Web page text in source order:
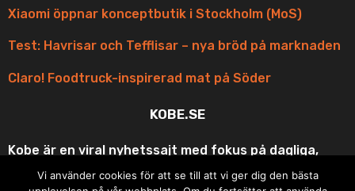
Xiaomi öppnar konceptbutik i Stockholm (MoS)
Test: Havrisar och Tefflisar – nya bröd på marknaden
Claro! Foodtruck-inspirerad mat på Söder
KOBE.SE
Kobe är en viral nyhetssajt med fokus på dagliga,
korta och scroll-vänliga uppdateringar med fina
Vi använder cookies för att se till att vi ger dig den bästa